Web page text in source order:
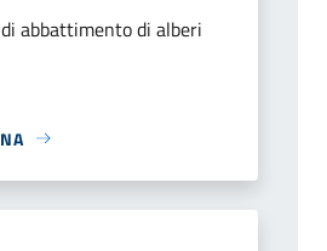
abbattimento di alberi